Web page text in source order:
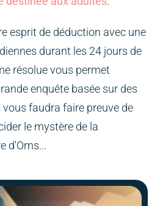
esprit de déduction avec une
durant les 24 jours de
résolue vous permet
enquête basée sur des
faudra faire preuve de
le mystère de la
d'Oms...